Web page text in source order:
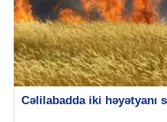
Cəlilabadda iki həyətyanı